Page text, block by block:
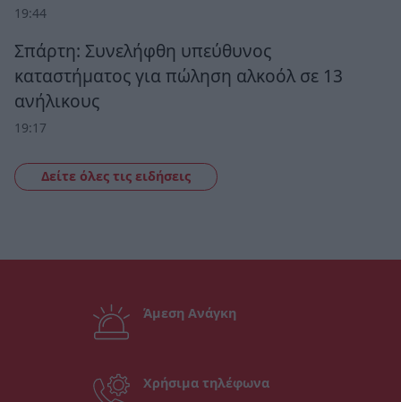
19:44
Σπάρτη: Συνελήφθη υπεύθυνος
καταστήματος για πώληση αλκοόλ σε 13
ανήλικους
19:17
Δείτε όλες τις ειδήσεις
Άμεση Ανάγκη
Χρήσιμα τηλέφωνα